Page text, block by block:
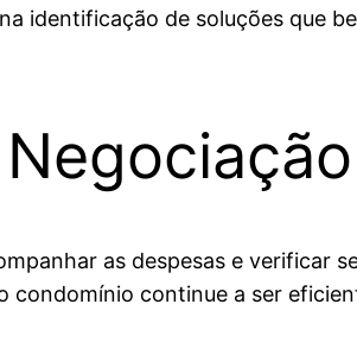
identificação de soluções que
as despesas e verificar
condomínio continue a ser